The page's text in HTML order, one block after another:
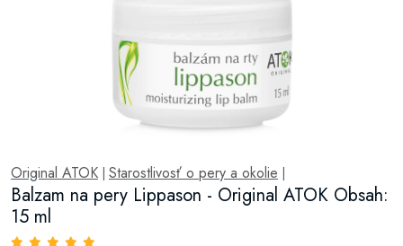
Original ATOK Starostlivosť o pery a okolie
Balzam na pery Lippason - Original ATOK Obsah:
15 ml